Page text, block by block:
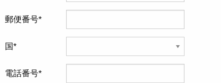
郵便番号
国
電話番号